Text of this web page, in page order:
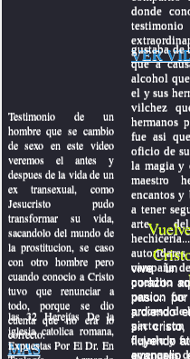
Testimonio de un
hombre que se cambio
de sexo en este video
veremos el antes y
despues de la vida de un
ex transexual, como
Jesucristo pudo
transformar su vida,
sacandolo del mundo de
la prostitucion, se caso
con otro hombre pero
cuando conocio a Cristo
tuvo que renunciar a
todo, porque se dio
cuenta que no era lo
correcto.
MAS
las 32 Herejías De la
iglesia catolica romana,
Expuestas Por El Dr. En
donde
VER
gustaba de
que a
alcohol
el y sus
vilchez
hermanos
fue asi
oficio de
la magia y
maestro
encantos y
a tener
arte
campaña
pueblito
peru....
proceso de
pacto
dejarlo y
amenazas
vive un
corazon
pasion
ardiendo
sin cristo,
fluyendo